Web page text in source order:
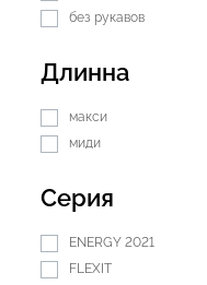
без рукавов
Длинна
макси
миди
Серия
ENERGY 2021
FLEXIT